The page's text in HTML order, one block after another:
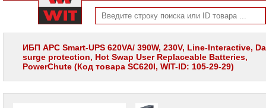
Корпоративные
серверы
WIT
Системы
хранения
данных
ИБП APC Smart-UPS 620VA/ 390W, 230V, Line-Interactive,
surge protection, Hot Swap User Replaceable Batteries,
PowerChute (Код товара SC620I, WIT-ID: 105-29-29)